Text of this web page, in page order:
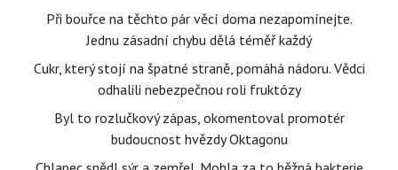
Při bouřce na těchto pár věcí doma nezapomínejte.
Jednu zásadní chybu dělá téměř každý
Cukr, který stojí na špatné straně, pomáhá nádoru. Vědci
odhalili nebezpečnou roli fruktózy
Byl to rozlučkový zápas, okomentoval promotér
budoucnost hvězdy Oktagonu